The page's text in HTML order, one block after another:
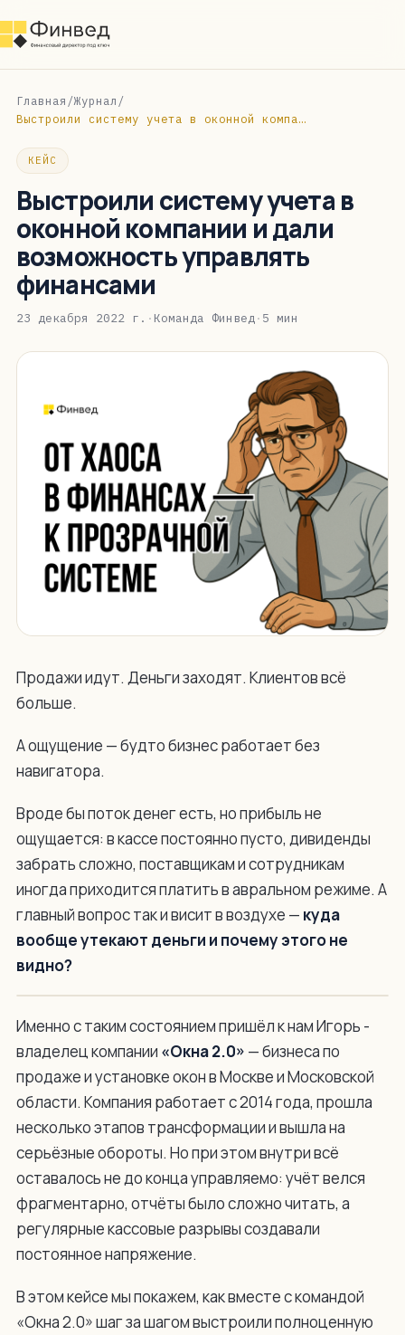
Главная /Журнал /
Выстроили систему учета в оконной компании и дали возможность управлять финансами
КЕЙС
Выстроили систему учета в
оконной компании и дали
возможность управлять
финансами
23 декабря 2022 г. · Команда Финвед· 5 мин
Продажи идут. Деньги заходят. Клиентов всё
больше.
А ощущение — будто бизнес работает без
навигатора.
Вроде бы поток денег есть, но прибыль не
ощущается: в кассе постоянно пусто, дивиденды
забрать сложно, поставщикам и сотрудникам
иногда приходится платить в авральном режиме. А
главный вопрос так и висит в воздухе — куда
вообще утекают деньги и почему этого не
видно?
Именно с таким состоянием пришёл к нам Игорь -
владелец компании «Окна 2.0» — бизнеса по
продаже и установке окон в Москве и Московской
области. Компания работает с 2014 года, прошла
несколько этапов трансформации и вышла на
серьёзные обороты. Но при этом внутри всё
оставалось не до конца управляемо: учёт велся
фрагментарно, отчёты было сложно читать, а
регулярные кассовые разрывы создавали
постоянное напряжение.
В этом кейсе мы покажем, как вместе с командой
«Окна 2.0» шаг за шагом выстроили полноценную